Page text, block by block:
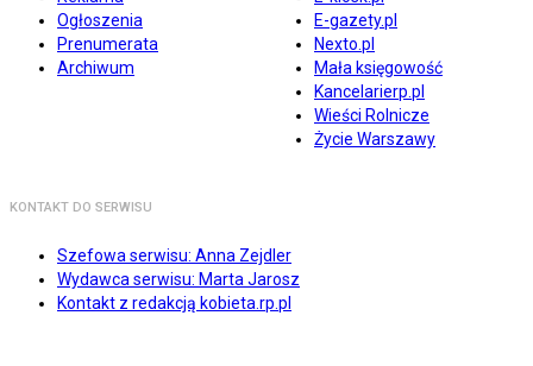
Ogłoszenia
Prenumerata
Archiwum
E-gazety.pl
Nexto.pl
Mała księgowość
Kancelarierp.pl
Wieści Rolnicze
Życie Warszawy
KONTAKT DO SERWISU
Szefowa serwisu: Anna Zejdler
Wydawca serwisu: Marta Jarosz
Kontakt z redakcją kobieta.rp.pl